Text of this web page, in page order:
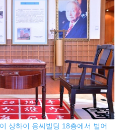
상하이 응씨빌딩 18층에서 벌어